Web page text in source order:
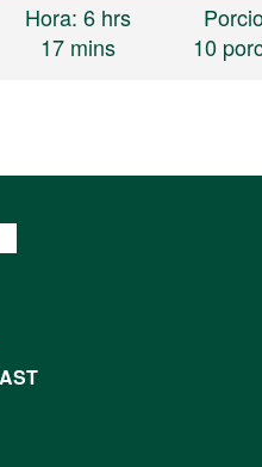
Hora: 6 hrs
17 mins
10